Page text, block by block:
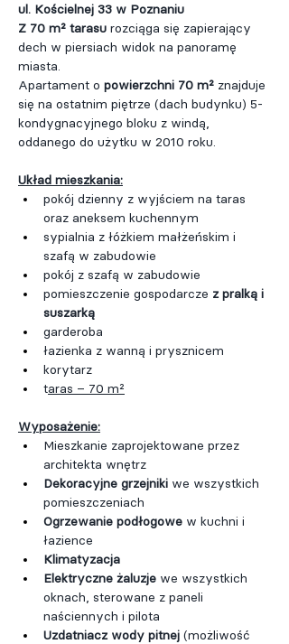
ul. Kościelnej 33 w Poznaniu
Z 70 m² tarasu rozciąga się zapierający
dech w piersiach widok na panoramę
miasta.
Apartament o powierzchni 70 m² znajduje
się na ostatnim piętrze (dach budynku) 5-
kondygnacyjnego bloku z windą,
oddanego do użytku w 2010 roku.
Układ mieszkania:
pokój dzienny z wyjściem na taras
oraz aneksem kuchennym
sypialnia z łóżkiem małżeńskim i
szafą w zabudowie
pokój z szafą w zabudowie
pomieszczenie gospodarcze z pralką i
suszarką
garderoba
łazienka z wanną i prysznicem
korytarz
taras – 70 m²
Wyposażenie:
Mieszkanie zaprojektowane przez
architekta wnętrz
Dekoracyjne grzejniki we wszystkich
pomieszczeniach
Ogrzewanie podłogowe w kuchni i
łazience
Klimatyzacja
Elektryczne żaluzje we wszystkich
oknach, sterowane z paneli
naściennych i pilota
Uzdatniacz wody pitnej (możliwość